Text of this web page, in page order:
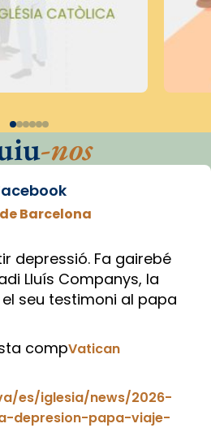
-nos
Barcelona
depressió. Fa gairebé
Lluís Companys, la
seu testimoni al papa
compVatican
es/iglesia/news/2026-
depresion-papa-viaje-